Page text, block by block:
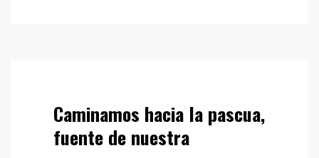
Caminamos hacia la pascua,
fuente de nuestra